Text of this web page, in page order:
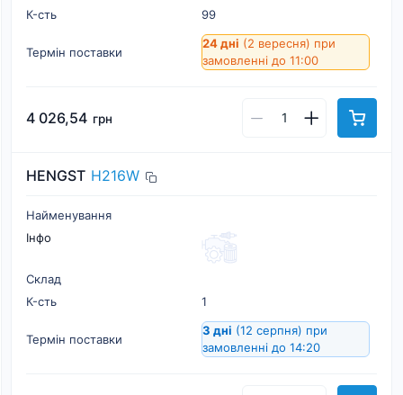
К-cть
99
Термін поставки
24 дні (2 вересня) при
замовленні до 11:00
4 026,54 грн
HENGST H216W
Найменування
Інфо
Склад
К-cть
1
Термін поставки
3 дні (12 серпня) при
замовленні до 14:20